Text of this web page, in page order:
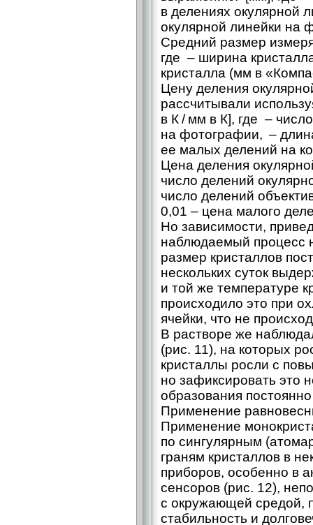
в делениях окулярной
окулярной линейки на
Средний размер
где – ​ширина
кристалла (мм в
Цену деления
рассчитывали
в К / мм в К], где –
на фотографии, –
ее малых делений на
Цена деления
​число делений
число делений
0,01 – ​цена малого
Но зависимости,
наблюдаемый процесс
размер кристаллов
нескольких суток
и той же температуре
происходило это при
ячейки, что не
В растворе же
(рис. 11), на которых
кристаллы росли с
но зафиксировать это
образования
Применение
Применение
по сингулярным
граням кристаллов в
приборов, особенно в
сенсоров (рис. 12),
с окружающей средой,
стабильность и